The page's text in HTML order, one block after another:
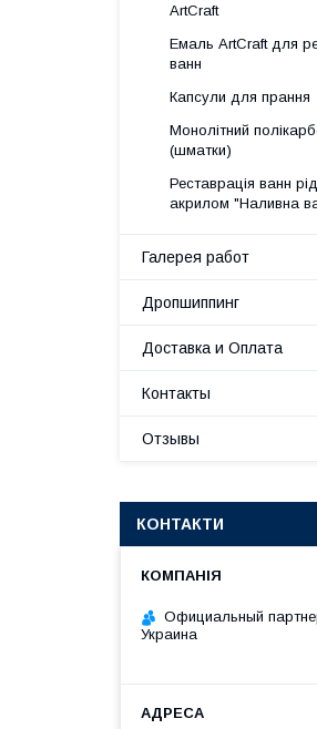
ArtCraft
Емаль ArtCraft для
ванн
Капсули для прання
Монолітний
(шматки)
Реставрація ванн
акрилом "Наливна
Галерея работ
Дропшиппинг
Доставка и Оплата
Контакты
Отзывы
КОНТАКТИ
Официальный
Украина